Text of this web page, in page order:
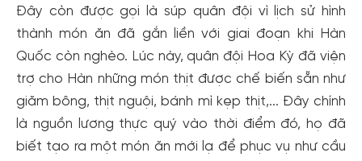
Đây còn được gọi là súp quân đội vì lịch sử hình
thành món ăn đã gắn liền với giai đoạn khi Hàn
Quốc còn nghèo. Lúc này, quân đội Hoa Kỳ đã viện
trợ cho Hàn những món thịt được chế biến sẵn như
giăm bông, thịt nguội, bánh mì kẹp thịt,... Đây chính
là nguồn lương thực quý vào thời điểm đó, họ đã
biết tạo ra một món ăn mới lạ để phục vụ như cầu